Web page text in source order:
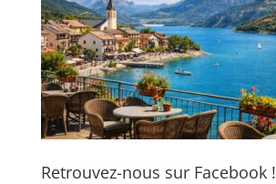
Retrouvez-nous sur Facebook !